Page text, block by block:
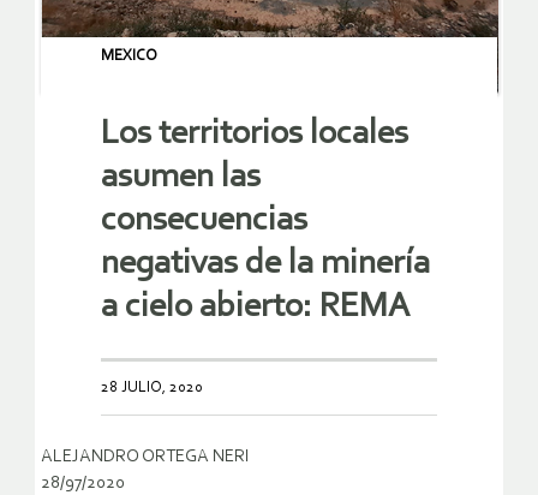
MEXICO
Los territorios locales
asumen las
consecuencias
negativas de la minería
a cielo abierto: REMA
28 JULIO, 2020
ALEJANDRO ORTEGA NERI
28/97/2020